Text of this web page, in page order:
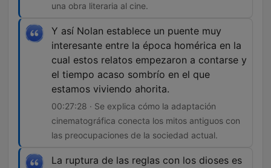
una obra literaria al cine.
Y así Nolan establece un puente muy
interesante entre la época homérica en la
cual estos relatos empezaron a contarse y
el tiempo acaso sombrío en el que
estamos viviendo ahorita.
00:27:28 · Se explica cómo la adaptación
cinematográfica conecta los mitos antiguos con
las preocupaciones de la sociedad actual.
La ruptura de las reglas con los dioses es